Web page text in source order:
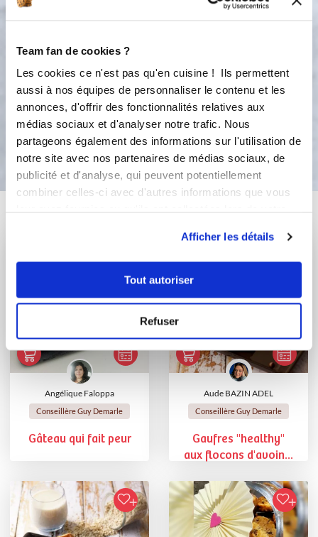
Team fan de cookies ?
Les cookies ce n'est pas qu'en cuisine ! Ils permettent
aussi à nos équipes de personnaliser le contenu et les
annonces, d'offrir des fonctionnalités relatives aux
médias sociaux et d'analyser notre trafic. Nous
partageons également des informations sur l'utilisation de
notre site avec nos partenaires de médias sociaux, de
publicité et d'analyse, qui peuvent potentiellement
combiner celles-ci avec d'autres informations que vous
Afficher les détails
Tout autoriser
Refuser
mini louche Enfournez 20 min à 220°
garder le croustillant, passer la gaufre
quelques minutes au grille pain Bon
appétit
Bon appétit !
Angélique Faloppa
Conseillère Guy Demarle
Gâteau qui fait peur
Aude BAZIN ADEL
Conseillère Guy Demarle
Gaufres "healthy"
aux flocons d'avoin...